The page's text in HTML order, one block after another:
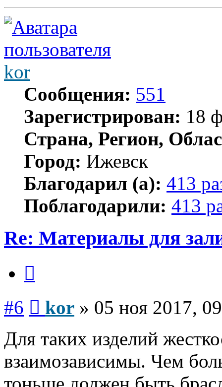
kor
Сообщения: 551
Зарегистрирован: 18
Страна, Регион,
Город: Ижевск
Благодарил (а): 413
Поблагодарили: 413
Re: Материалы для
#6 kor » 05 ноя 2017,
Для таких изделий
взаимозависимы. Чем